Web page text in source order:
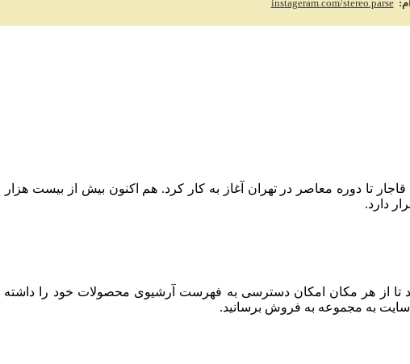
instageram.com/stereo.parse
از دوره قاجار تا دوره معاصر در تهران آغاز به کار کرد. هم اکنون بیش از بیست
دارد.
تا از هر مکان امکان دسترسی به فهرست آرشیوی محصولات خود را
سایت به مجموعه به فروش برسانید.